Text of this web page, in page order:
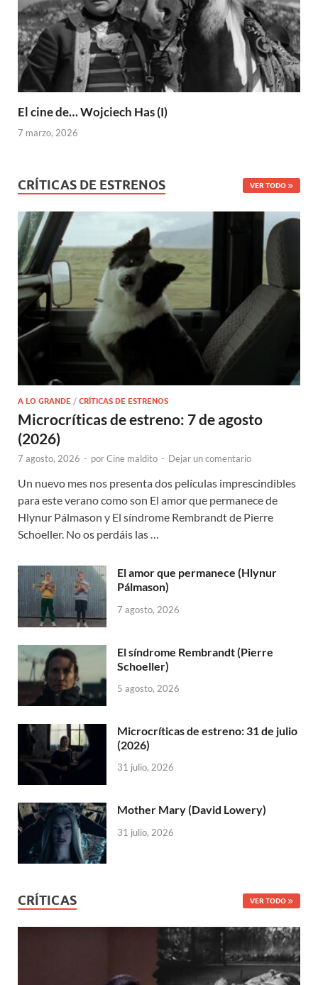
El cine de… Wojciech Has (I)
7 marzo, 2026
CRÍTICAS DE ESTRENOS VER TODO
A LO GRANDE / CRÍTICAS DE ESTRENOS
Microcríticas de estreno: 7 de agosto
(2026)
7 agosto, 2026 - porCine maldito - Dejar un comentario
Un nuevo mes nos presenta dos películas imprescindibles
para este verano como son El amor que permanece de
Hlynur Pálmason y El síndrome Rembrandt de Pierre
Schoeller. No os perdáis las …
El amor que permanece (Hlynur
Pálmason)
7 agosto, 2026
El síndrome Rembrandt (Pierre
Schoeller)
5 agosto, 2026
Microcríticas de estreno: 31 de julio
(2026)
31 julio, 2026
Mother Mary (David Lowery)
31 julio, 2026
CRÍTICAS VER TODO